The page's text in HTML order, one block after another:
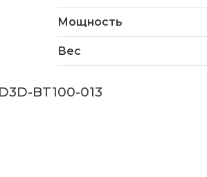
Мощность
Вес
BT100-013